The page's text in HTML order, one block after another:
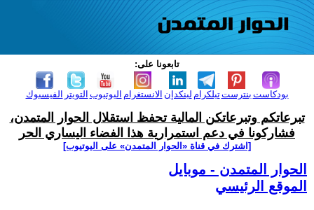
تابعونا على:
الفيسبوك التويتر اليوتيوب الانستغرام لينكدإن تيلكرامبنترست بودكاست
تبرعاتكم وتبرعاتكن المالية تحفظ استقلال الحوار المتمدن،
فشاركونا في دعم استمرارية هذا الفضاء اليساري الحر
[اشترك في قناة ‫«الحوار المتمدن» على اليوتيوب]
الحوار المتمدن - موبايل
الموقع الرئيسي